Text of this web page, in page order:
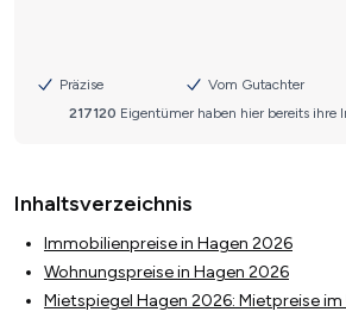
Inhaltsverzeichnis
Immobilienpreise in Hagen 2026
Wohnungspreise in Hagen 2026
Mietspiegel Hagen 2026: Mietpreise